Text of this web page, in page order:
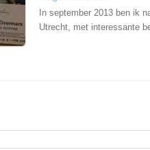
In september 2013 ben ik
Utrecht, met interessante